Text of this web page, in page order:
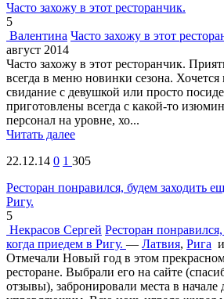
Часто захожу в этот ресторанчик.
5
Валентина Часто захожу в этот
август 2014
Часто захожу в этот ресторанчик.
всегда в меню новинки сезона.
свидание с девушкой или просто
приготовлены всегда с какой-то
персонал на уровне, хо...
Читать далее
22.12.14 0 1 305
Ресторан понравился, будем заходить
Ригу.
5
Некрасов Сергей Ресторан
когда приедем в Ригу. — Латвия, Рига
Отмечали Новый год в этом
ресторане. Выбрали его на сайте
отзывы), забронировали места в начале